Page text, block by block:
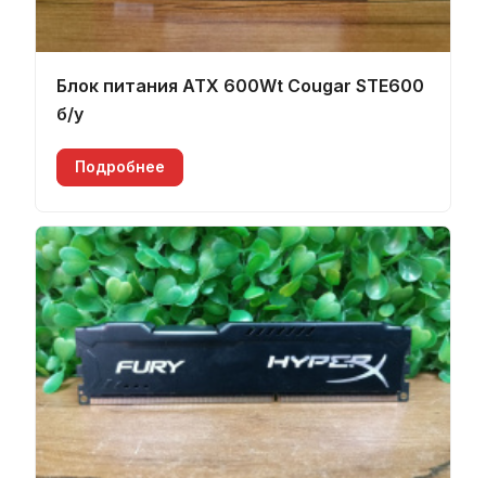
Блок питания ATX 600Wt Cougar STE600
б/у
Подробнее